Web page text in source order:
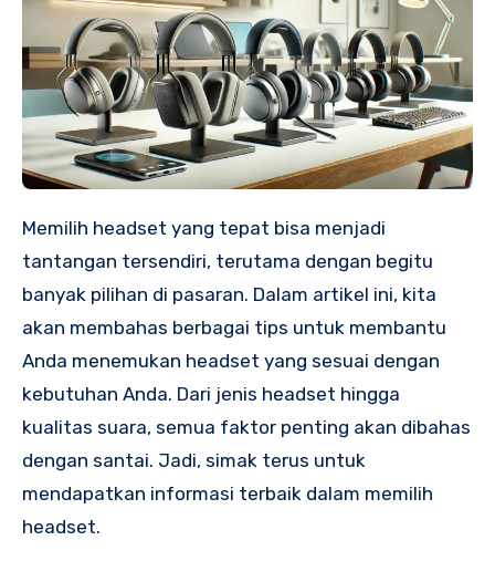
Memilih headset yang tepat bisa menjadi
tantangan tersendiri, terutama dengan begitu
banyak pilihan di pasaran. Dalam artikel ini, kita
akan membahas berbagai tips untuk membantu
Anda menemukan headset yang sesuai dengan
kebutuhan Anda. Dari jenis headset hingga
kualitas suara, semua faktor penting akan dibahas
dengan santai. Jadi, simak terus untuk
mendapatkan informasi terbaik dalam memilih
headset.